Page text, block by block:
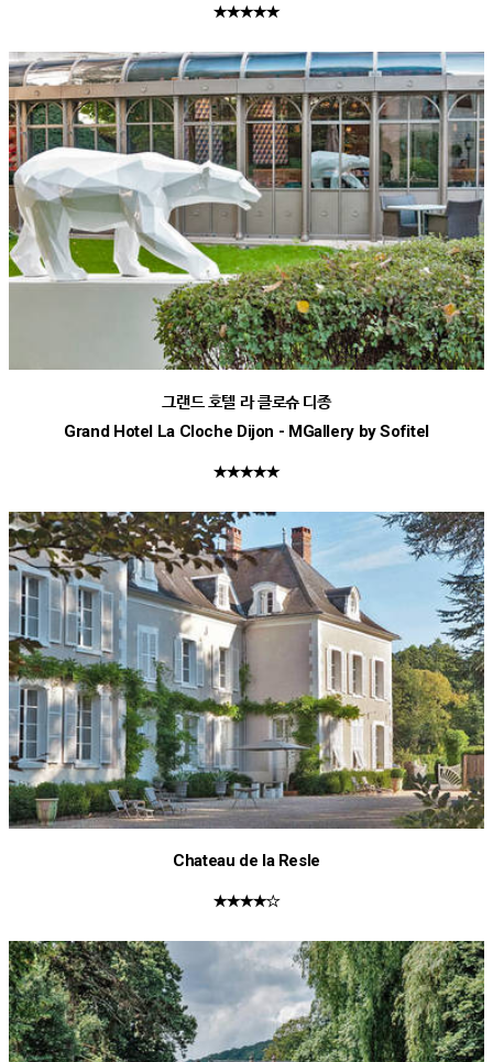
★★★★★
그랜드 호텔 라 클로슈 디종
Grand Hotel La Cloche Dijon - MGallery by Sofitel
★★★★★
Chateau de la Resle
★★★★☆